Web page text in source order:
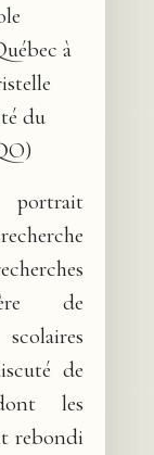
à
du
portrait
de
de
les
rebondi